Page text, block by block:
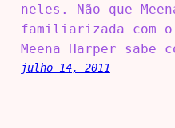
neles. Não que
familiarizada com
Meena Harper sabe
julho 14, 2011